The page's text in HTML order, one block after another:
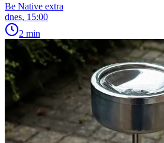
Be Native extra
dnes, 15:00
2 min